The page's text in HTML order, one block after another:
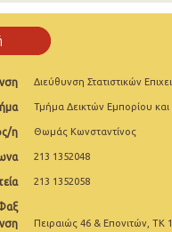
2023
2023
2023
2023
2022
2022
Διεύθυνση Στατιστικών
Τμήμα Δεικτών Εμπορίου
η Θωμάς Κωνσταντίνος
213 1352048
213 1352058
Πειραιώς 46 & Επονιτών, ΤΚ